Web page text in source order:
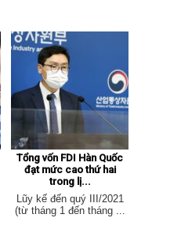
Tổng vốn FDI Hàn Quốc
đạt mức cao thứ hai
trong lị...
Lũy kế đến quý III/2021
(từ tháng 1 đến tháng ...